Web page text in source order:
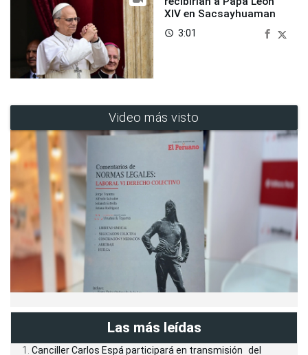
XIV en Sacsayhuaman
access_time 3:01
Video más visto
Las más leídas
Canciller Carlos Espá participará en transmisión del